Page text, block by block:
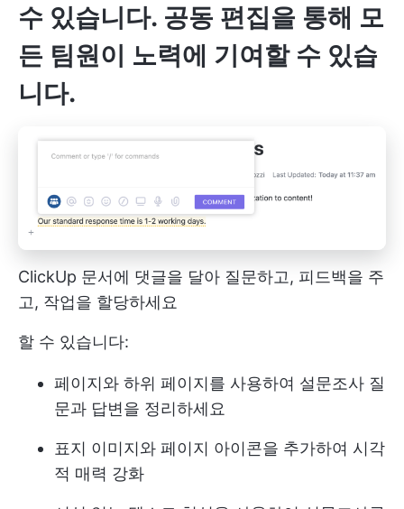
수 있습니다. 공동 편집을 통해 모
든 팀원이 노력에 기여할 수 있습
니다.
ClickUp 문서에 댓글을 달아 질문하고, 피드백을 주
고, 작업을 할당하세요
할 수 있습니다:
페이지와 하위 페이지를 사용하여 설문조사 질
문과 답변을 정리하세요
표지 이미지와 페이지 아이콘을 추가하여 시각
적 매력 강화